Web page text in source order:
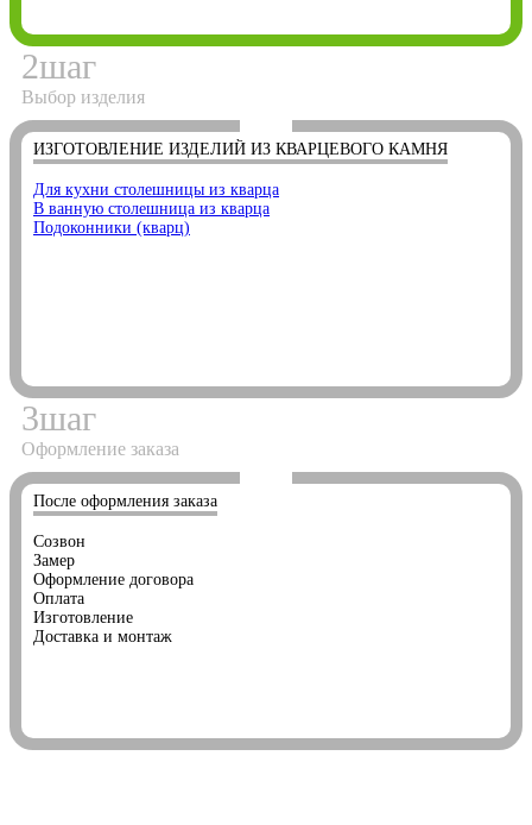
2шаг
Выбор изделия
ИЗГОТОВЛЕНИЕ ИЗДЕЛИЙ ИЗ КВАРЦЕВОГО КАМНЯ
Для кухни столешницы из кварца
В ванную столешница из кварца
Подоконники (кварц)
3шаг
Оформление заказа
После оформления заказа
Созвон
Замер
Оформление договора
Оплата
Изготовление
Доставка и монтаж